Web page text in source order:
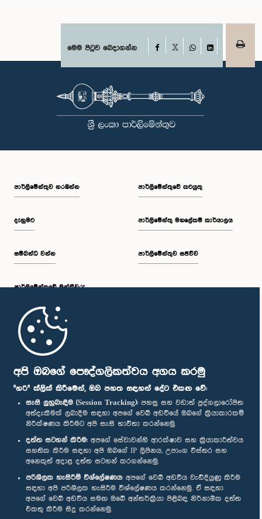
අපි ඔබගේ පෞද්ගලිකත්වය අගය කරමු
"හරි" ක්ලික් කිරීමෙන්, ඔබ පහත සඳහන් දේට එකඟ වේ:
සැසි ලුහුබැඳීම (Session Tracking): පහසු සහ වඩාත් පුද්ගලාරෝපිත
අත්දැකීමක් ලබාදීම සඳහා අපගේ වෙබ් අඩවියේ ඔබගේ ක්‍රියාකාරකම්
නිරීක්ෂණය කිරීමට අපි සැසි භාවිතා කරන්නෙමු.
දත්ත සටහන් කිරීම: අපගේ සේවාවන්හි ආරක්ෂාව සහ ක්‍රියාකාරීත්වය
සහතික කිරීම සඳහා අපි ඔබගේ IP ලිපිනය, උපාංග විස්තර සහ
අනෙකුත් අදාළ දත්ත සටහන් කරගන්නෙමු.
පරිශීලක හැසිරීම් විශ්ලේෂණය: අපගේ වෙබ් අඩවිය වැඩිදියුණු කිරීම
සඳහා අපි පරිශීලක හැසිරීම විශ්ලේෂණය කරන්නෙමු. ඒ සඳහා
අපගේ වෙබ් අඩවිය සමඟ ඔබේ අන්තර්ක්‍රියා පිළිබඳ නිර්නාමික දත්ත
එකතු කිරීම සිදු කරන්නෙමු.
මෙම පිටුව බෙදාගන්න Facebook
WhatsAppLinkedIn
පාර්ලි‌මේන්තුව නරඹන්න
දැනුමට
සම්බන්ධ වන්න
පාර්ලි‌මේන්තුවේ මන්ත්‍රීවරු
මුල් පිටුව
පාර්ලිමේන්තුවේ කටයුතු
පාර්ලිමේන්තු මහලේකම් කාර්යාලය
පාර්ලිමේන්තුව සජීවීව
පාර්ලිමේන්තු ජංගම යෙදුම
අප හා සම්බන්ධ වී සිටින්න :
සම්මාන
පෞද්ගලිකත්ව ප්‍රතිපත්තිය